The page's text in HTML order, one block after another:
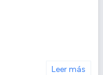
Leer más